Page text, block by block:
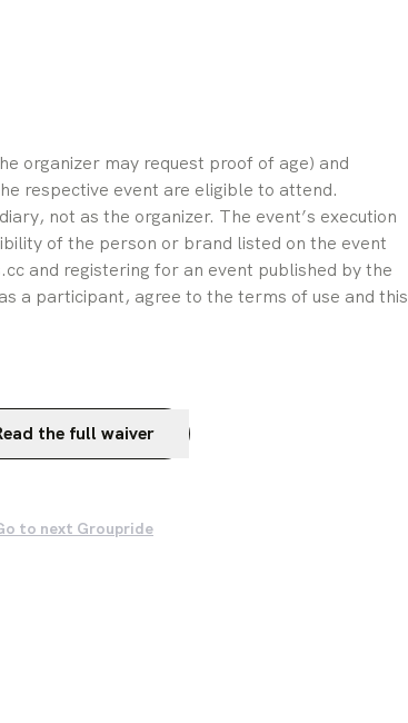
organizer may request proof of age) and
respective event are eligible to attend.
not as the organizer. The event’s execution
of the person or brand listed on the event
and registering for an event published by the
a participant, agree to the terms of use and this
the full waiver
to next Groupride